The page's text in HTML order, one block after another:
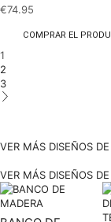
€74.95
COMPRAR EL
1
2
3
VER MÁS DISEÑOS
VER MÁS DISEÑOS